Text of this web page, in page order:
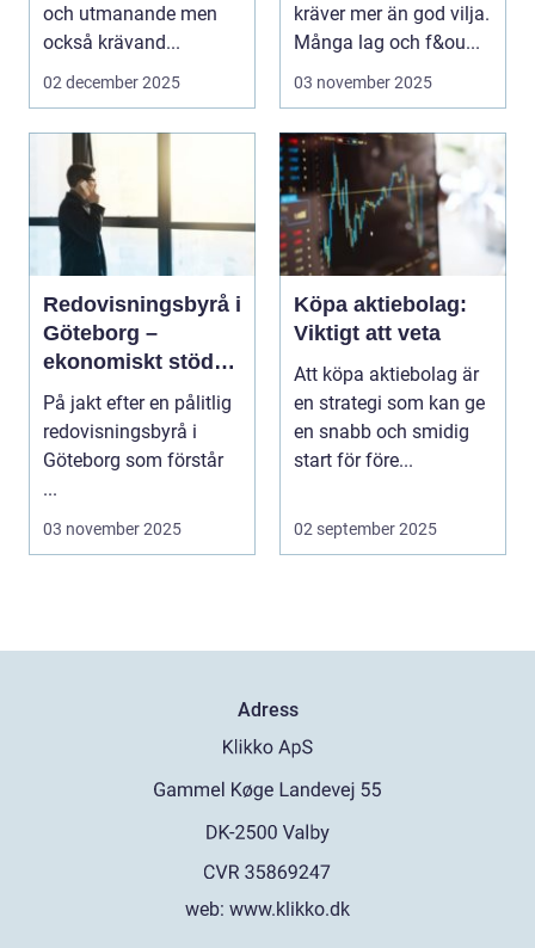
och utmanande men
också krävand...
02 december 2025
kräver mer än god vilja.
Många lag och f&ou...
03 november 2025
Redovisningsbyrå i
Göteborg –
ekonomiskt stöd
för ditt företag
På jakt efter en pålitlig
redovisningsbyrå i
Göteborg som förstår
...
03 november 2025
Köpa aktiebolag:
Viktigt att veta
Att köpa aktiebolag är
en strategi som kan ge
en snabb och smidig
start för före...
02 september 2025
Adress
web: www.klikko.dk